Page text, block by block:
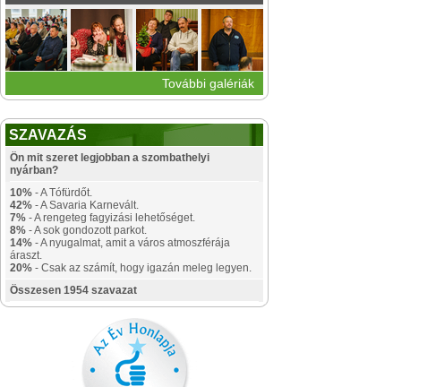
További galériák
SZAVAZÁS
Ön mit szeret legjobban a szombathelyi
nyárban?
10% - A Tófürdőt.
42% - A Savaria Karnevált.
7% - A rengeteg fagyizási lehetőséget.
8% - A sok gondozott parkot.
14% - A nyugalmat, amit a város atmoszférája
áraszt.
20% - Csak az számít, hogy igazán meleg legyen.
Összesen 1954 szavazat